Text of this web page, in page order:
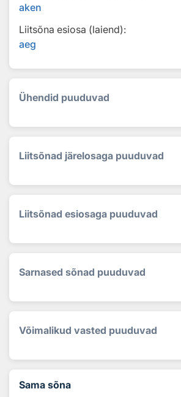
aken
Liitsõna esiosa (laiend):
aeg
Ühendid puuduvad
Liitsõnad järelosaga puuduvad
Liitsõnad esiosaga puuduvad
Sarnased sõnad puuduvad
Võimalikud vasted puuduvad
Sama sõna